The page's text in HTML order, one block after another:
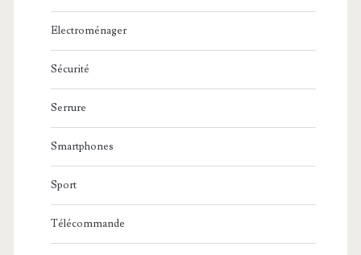
Electroménager
Sécurité
Serrure
Smartphones
Sport
Télécommande